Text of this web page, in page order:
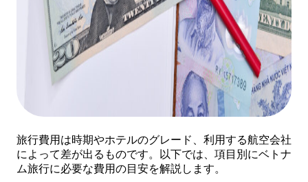
旅行費用は時期やホテルのグレード、利用する航空会社
によって差が出るものです。以下では、項目別にベトナ
ム旅行に必要な費用の目安を解説します。